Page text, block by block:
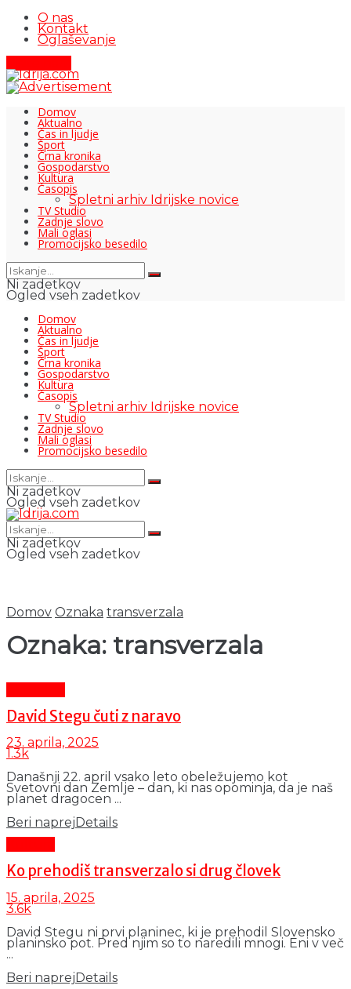
O nas
Kontakt
Oglaševanje
Domov
Aktualno
Čas in ljudje
Šport
Črna kronika
Gospodarstvo
Kultura
Časopis
Spletni arhiv Idrijske novice
TV Studio
Zadnje slovo
Mali oglasi
Promocijsko besedilo
Ni zadetkov
Ogled vseh zadetkov
Domov
Aktualno
Čas in ljudje
Šport
Črna kronika
Gospodarstvo
Kultura
Časopis
Spletni arhiv Idrijske novice
TV Studio
Zadnje slovo
Mali oglasi
Promocijsko besedilo
Ni zadetkov
Ogled vseh zadetkov
Ni zadetkov
Ogled vseh zadetkov
Domov Oznaka transverzala
Oznaka: transverzala
David Stegu čuti z naravo
23. aprila, 2025
1.3k
Današnji 22. april vsako leto obeležujemo kot
Svetovni dan Zemlje – dan, ki nas opominja, da je naš
planet dragocen ...
Beri naprej Details
Ko prehodiš transverzalo si drug človek
15. aprila, 2025
3.6k
David Stegu ni prvi planinec, ki je prehodil Slovensko
planinsko pot. Pred njim so to naredili mnogi. Eni v več
...
Beri naprejDetails